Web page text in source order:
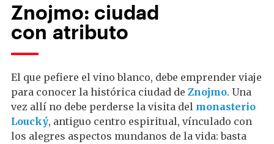
Znojmo: ciudad
con atributo
El que pefiere el vino blanco, debe emprender viaje
para conocer la histórica ciudad de Znojmo. Una
vez allí no debe perderse la visita del monasterio
Loucký, antiguo centro espiritual, vínculado con
los alegres aspectos mundanos de la vida: basta